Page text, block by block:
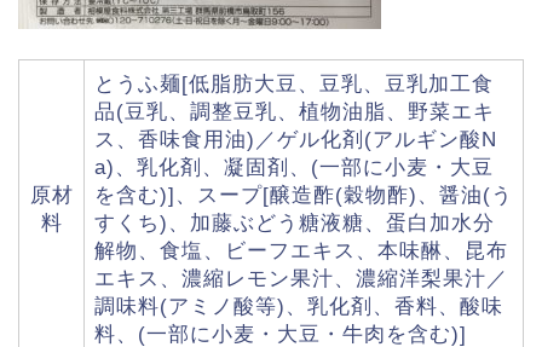
原材
料
とうふ麺[低脂肪大豆、豆乳、豆乳加工食
品(豆乳、調整豆乳、植物油脂、野菜エキ
ス、香味食用油)／ゲル化剤(アルギン酸N
a)、乳化剤、凝固剤、(一部に小麦・大豆
を含む)]、スープ[醸造酢(穀物酢)、醤油(う
すくち)、加藤ぶどう糖液糖、蛋白加水分
解物、食塩、ビーフエキス、本味醂、昆布
エキス、濃縮レモン果汁、濃縮洋梨果汁／
調味料(アミノ酸等)、乳化剤、香料、酸味
料、(一部に小麦・大豆・牛肉を含む)]